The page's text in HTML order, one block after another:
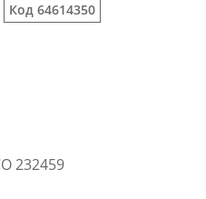
Код 64614350